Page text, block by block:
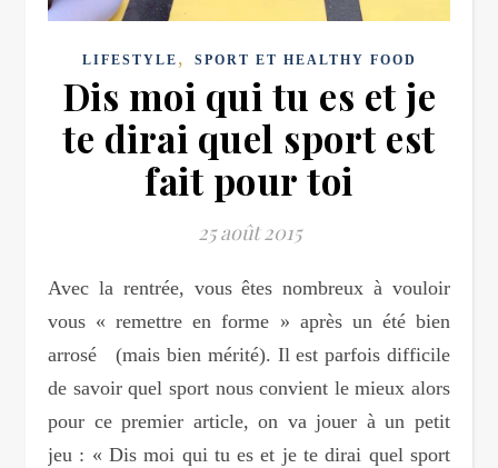
LIFESTYLE , SPORT ET HEALTHY FOOD
Dis moi qui tu es et je
te dirai quel sport est
fait pour toi
25 août 2015
Avec la rentrée, vous êtes nombreux à vouloir
vous « remettre en forme » après un été bien
arrosé (mais bien mérité). Il est parfois difficile
de savoir quel sport nous convient le mieux alors
pour ce premier article, on va jouer à un petit
jeu : « Dis moi qui tu es et je te dirai quel sport